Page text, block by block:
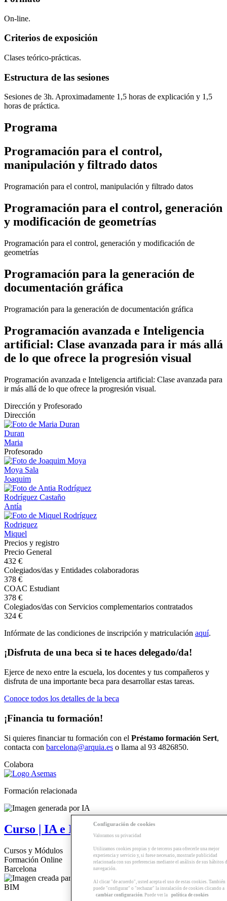
On-line.
Criterios de exposición
Clases teórico-prácticas.
Estructura de las sesiones
Sesiones de 3h. Aproximadamente 1,5 horas de explicación y 1,5
horas de práctica.
Programa
Programación para el control,
manipulación y filtrado datos
Programación para el control, manipulación y filtrado datos
Programación para el control, generación
y modificación de geometrías
Programación para el control, generación y modificación de
geometrías
Programación para la generación de
documentación gráfica
Programación para la generación de documentación gráfica
Programación avanzada e Inteligencia
artificial: Clase avanzada para ir más allá
de lo que ofrece la progresión visual
Programación avanzada e Inteligencia artificial: Clase avanzada para
ir más allá de lo que ofrece la progresión visual.
Dirección y Profesorado
Dirección
Duran
Maria
Profesorado
Moya Sala
Joaquim
Rodríguez Castaño
Antía
Rodriguez
Miquel
Precios y registro
Precio General
432 €
Colegiados/das y Entidades colaboradoras
378 €
COAC Estudiant
378 €
Colegiados/das con Servicios complementarios contratados
324 €
Infórmate de las condiciones de inscripción y matriculación aquí.
¡Disfruta de una beca si te haces delegado/da!
Ejerce de nexo entre la escuela, los docentes y tus compañeros y
disfruta de una importante beca para desarrollar estas tareas.
Conoce todos los detalles de la beca
¡Financia tu formación!
Si quieres financiar tu formación con el Préstamo formación Sert,
contacta con barcelona@arquia.es o llama al 93 4826850.
Colabora
Formación relacionada
Curso | IA e Imagen generativa
Cursos y Módulos
Formación Online
Barcelona
Configuración de cookies
Valoramos su privacidad
Utilizamos cookies propias y de terceros para ofrecerle una mejor
experiencia y servicio y, si fuese necesario, mostrarle publicidad
relacionada con sus preferencias mediante el análisis de sus hábitos
navegación.
Al clicar "de acuerdo", usted acepta el uso de estas cookies. También
puede "configurar" o "rechazar" la instalación de cookies clicando a
cambiar configuración. Puede ver la política de cookies